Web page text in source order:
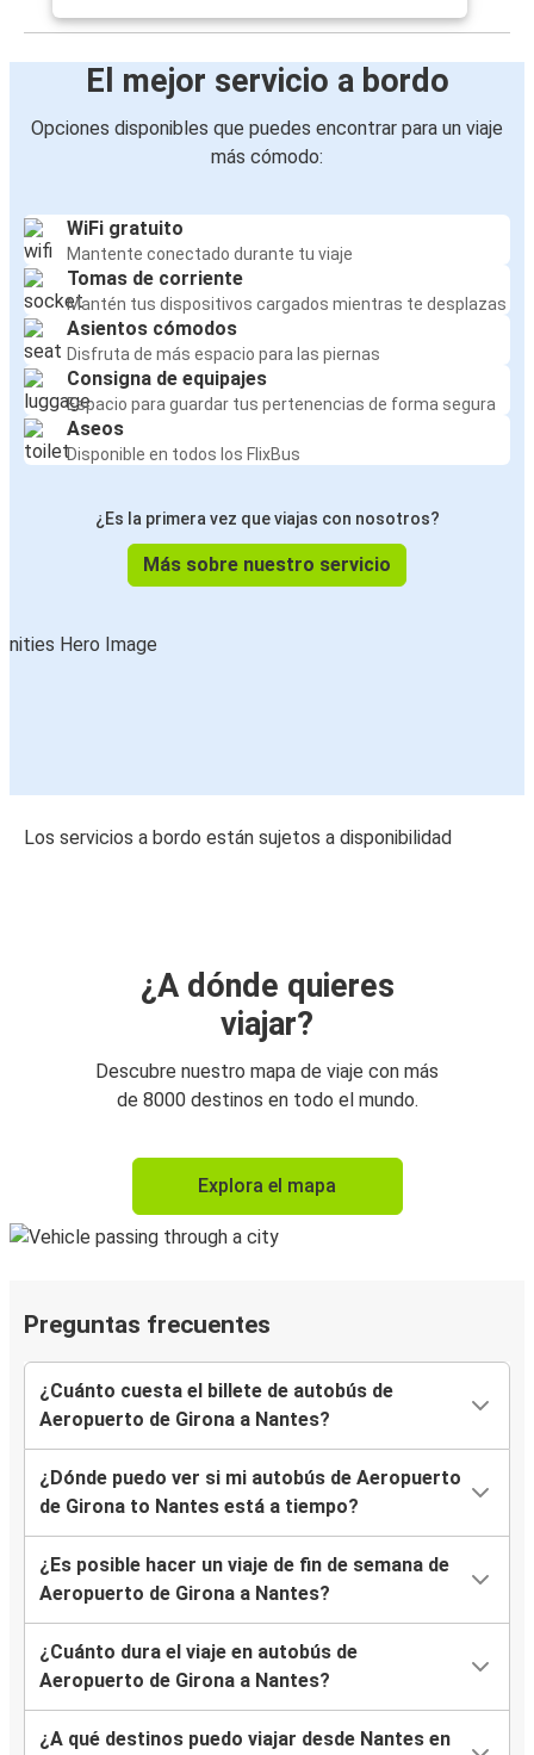
El mejor servicio a bordo
Opciones disponibles que puedes encontrar para un viaje
más cómodo:
WiFi gratuito
Mantente conectado durante tu viaje
Tomas de corriente
Mantén tus dispositivos cargados mientras te desplazas
Asientos cómodos
Disfruta de más espacio para las piernas
Consigna de equipajes
Espacio para guardar tus pertenencias de forma segura
Aseos
Disponible en todos los FlixBus
¿Es la primera vez que viajas con nosotros?
Más sobre nuestro servicio
Los servicios a bordo están sujetos a disponibilidad
¿A dónde quieres
viajar?
Descubre nuestro mapa de viaje con más
de 8000 destinos en todo el mundo.
Explora el mapa
Preguntas frecuentes
¿Cuánto cuesta el billete de autobús de
Aeropuerto de Girona a Nantes?
¿Dónde puedo ver si mi autobús de Aeropuerto
de Girona to Nantes está a tiempo?
¿Es posible hacer un viaje de fin de semana de
Aeropuerto de Girona a Nantes?
¿Cuánto dura el viaje en autobús de
Aeropuerto de Girona a Nantes?
¿A qué destinos puedo viajar desde Nantes en